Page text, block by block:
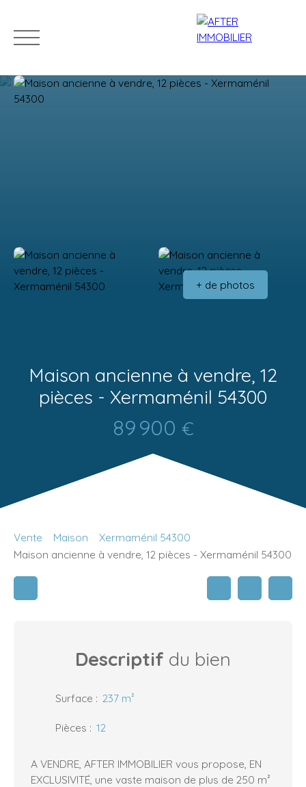
Estimation
+ de photos
Maison ancienne à vendre, 12
pièces - Xermaménil 54300
89 900 €
Vente Maison
Xermaménil 54300
Maison ancienne à vendre, 12 pièces - Xermaménil 54300
Descriptif du bien
Surface : 237 m²
Pièces : 12
A VENDRE, AFTER IMMOBILIER vous propose, EN
EXCLUSIVITÉ, une vaste maison de plus de 250 m²